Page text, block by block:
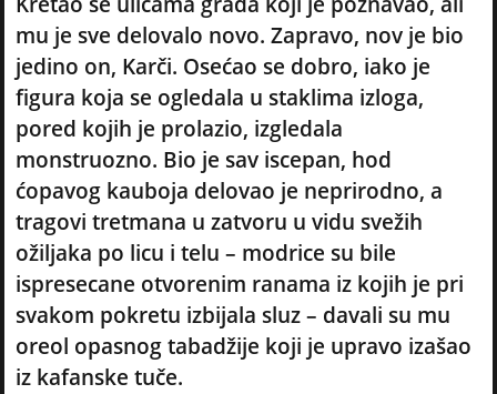
mu je sve delovalo novo. Zapravo, nov je bio
jedino on, Karči. Osećao se dobro, iako je
figura koja se ogledala u staklima izloga,
pored kojih je prolazio, izgledala
monstruozno. Bio je sav iscepan, hod
ćopavog kauboja delovao je neprirodno, a
tragovi tretmana u zatvoru u vidu svežih
ožiljaka po licu i telu – modrice su bile
ispresecane otvorenim ranama iz kojih je pri
svakom pokretu izbijala sluz – davali su mu
oreol opasnog tabadžije koji je upravo izašao
iz kafanske tuče.